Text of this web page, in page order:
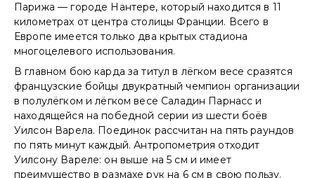
Парижа — городе Нантере, который находится в 11
километрах от центра столицы Франции. Всего в
Европе имеется только два крытых стадиона
многоцелевого использования.
В главном бою карда за титул в лёгком весе сразятся
французские бойцы двукратный чемпион организации
в полулёгком и лёгком весе Саладин Парнасс и
находящейся на победной серии из шести боёв
Уилсон Варела. Поединок рассчитан на пять раундов
по пять минут каждый. Антропометрия отходит
Уилсону Вареле: он выше на 5 см и имеет
преимущество в размахе рук на 6 см в свою пользу.